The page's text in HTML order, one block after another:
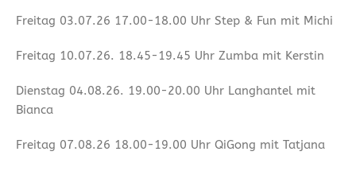
Freitag 03.07.26 17.00-18.00 Uhr Step & Fun mit Michi
Freitag 10.07.26. 18.45-19.45 Uhr Zumba mit Kerstin
Dienstag 04.08.26. 19.00-20.00 Uhr Langhantel mit
Bianca
Freitag 07.08.26 18.00-19.00 Uhr QiGong mit Tatjana